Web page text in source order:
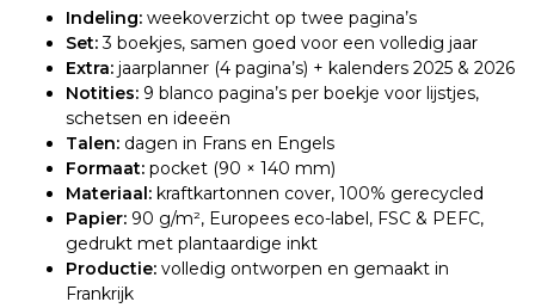
Indeling: weekoverzicht op twee pagina’s
Set:3 boekjes, samen goed voor een volledig jaar
Extra: jaarplanner (4 pagina’s) + kalenders 2025 & 2026
Notities: 9 blanco pagina’s per boekje voor lijstjes,
schetsen en ideeën
Talen: dagen in Frans en Engels
Formaat: pocket (90 × 140 mm)
Materiaal: kraftkartonnen cover, 100% gerecycled
Papier: 90 g/m², Europees eco-label, FSC & PEFC,
gedrukt met plantaardige inkt
Productie: volledig ontworpen en gemaakt in
Frankrijk